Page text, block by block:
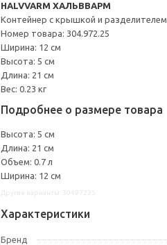
HALVVARM ХАЛЬВВАРМ
Контейнер с крышкой и разделителем
Номер товара: 304.972.25
Ширина: 12 см
Высота: 5 см
Длина: 21 см
Вес: 0.23 кг
Подробнее о размере товара
Высота: 5 см
Длина: 21 см
Объем: 0.7 л
Ширина: 12 см
Характеристики
Бренд